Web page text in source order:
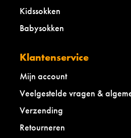
Kidssokken
Babysokken
Klantenservice
Mijn account
Veelgestelde vragen &
Verzending
Retourneren